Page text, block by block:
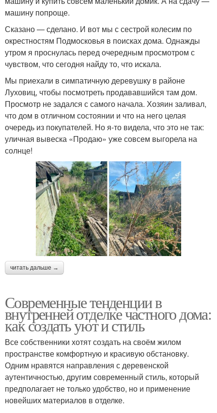
машину попроще.
Сказано — сделано. И вот мы с сестрой колесим по
окрестностям Подмосковья в поисках дома. Однажды
утром я проснулась перед очередным просмотром с
чувством, что сегодня найду то, что искала.
Мы приехали в симпатичную деревушку в районе
Луховиц, чтобы посмотреть продававшийся там дом.
Просмотр не задался с самого начала. Хозяин заливал,
что дом в отличном состоянии и что на него целая
очередь из покупателей. Но я-то видела, что это не так:
уличная вывеска «Продаю» уже совсем выгорела на
солнце!
читать дальше →
Современные тенденции в
внутренней отделке частного дома:
как создать уют и стиль
Все собственники хотят создать на своём жилом
пространстве комфортную и красивую обстановку.
Одним нравятся направления с деревенской
аутентичностью, другим современный стиль, который
предполагает не только удобство, но и применение
новейших материалов в отделке.